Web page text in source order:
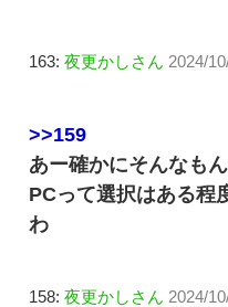
163: 夜更かしさん 2024/
>>159
あー確かにそんなも
PCって選択はある程
わ
158: 夜更かしさん 2024/